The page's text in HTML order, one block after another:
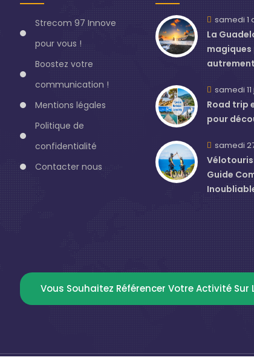
Strecom 97 Innove
pour vous !
Boostez votre
communication !
Mentions légales
Politique de
confidentialité
Contacter nous
samedi 1
La
magiques
autrement
samedi
Road trip
pour
samedi
Guide
Vous Souhaitez Référencer Votre Activité